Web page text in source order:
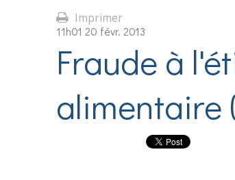
Imprimer
11h01 20 févr. 2013
Fraude à
alimentaire